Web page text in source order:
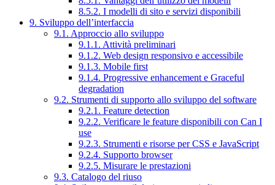
8.5.2. I modelli di sito e servizi disponibili
9. Sviluppo dell’interfaccia
9.1. Approccio allo sviluppo
9.1.1. Attività preliminari
9.1.2. Web design responsivo e accessibile
9.1.3. Mobile first
9.1.4. Progressive enhancement e Graceful
degradation
9.2. Strumenti di supporto allo sviluppo del software
9.2.1. Feature detection
9.2.2. Verificare le feature disponibili con Can I
use
9.2.3. Strumenti e risorse per CSS e JavaScript
9.2.4. Supporto browser
9.2.5. Misurare le prestazioni
9.3. Catalogo del riuso